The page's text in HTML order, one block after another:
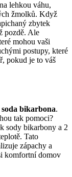
lehkou váhu,
žmolků. Když⁤
zbytek⁣
pozdě. ‍Ale
mohou vaši
postupy, které
pokud je to ⁣váš
soda bikarbona.
tak pomoci?
sody bikarbony a‍ 2
Tato
zápachy a‍
komfortní domov